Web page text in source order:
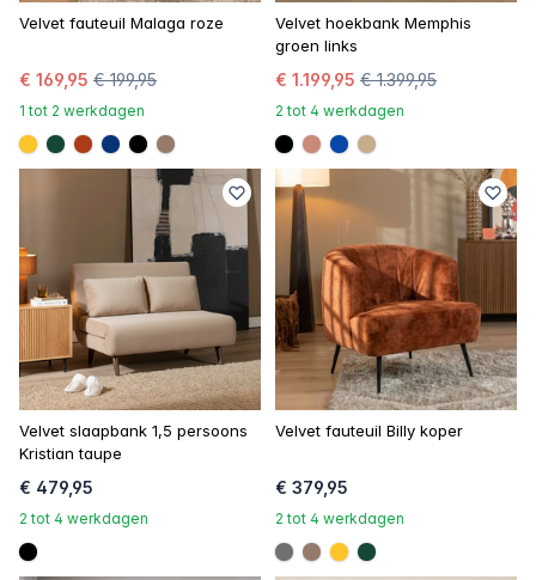
Velvet fauteuil Malaga roze
€ 169,95 € 199,95
1 tot 2 werkdagen
#ffc42a
#154734
#ac3c17
#073475
#000000
#967b6a
Velvet hoekbank Memphis
groen links
€ 1.199,95 € 1.399,95
2 tot 4 werkdagen
#000000
#c98a78
#0648a8
#c4ad8d
Velvet slaapbank 1,5 persoons
Kristian taupe
€ 479,95
2 tot 4 werkdagen
#000000
Velvet fauteuil Billy koper
€ 379,95
2 tot 4 werkdagen
#707070
#967b6a
#ffc42a#154734